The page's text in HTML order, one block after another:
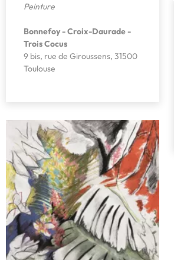
Peinture
Bonnefoy - Croix-Daurade -
Trois Cocus
9 bis, rue de Giroussens, 31500
Toulouse